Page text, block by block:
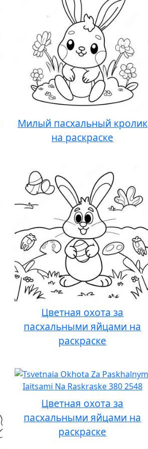
Милый пасхальный кролик
на раскраске
Цветная охота за
пасхальными яйцами на
раскраске
Цветная охота за
пасхальными яйцами на
раскраске